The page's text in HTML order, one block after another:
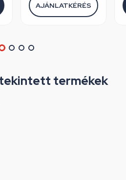
AJÁNLATKÉRÉS
termékek